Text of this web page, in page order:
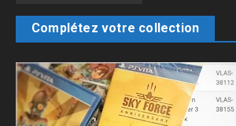
Complétez votre collection